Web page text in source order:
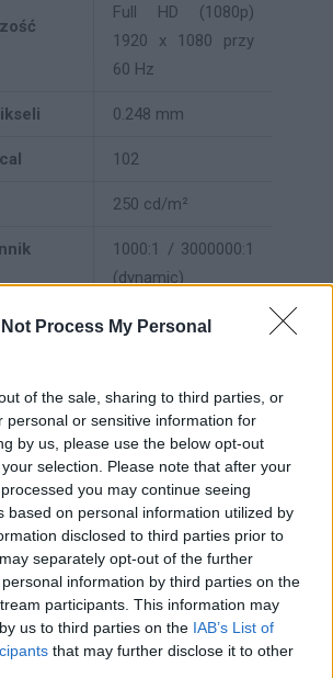
Not Process My Personal
of the sale, sharing to third parties, or
personal or sensitive information for
by us, please use the below opt-out
selection. Please note that after your
you may continue seeing
based on personal information utilized by
disclosed to third parties prior to
separately opt-out of the further
information by third parties on the
participants. This information may
us to third parties on the IAB’s List of
that may further disclose it to other
Full HD (1080p)
1920 x 1080 przy
60 Hz
0.248 mm
102
250 cd/m²
1000:1 / 3000000:1
(dynamic)
16,7 miliony
99% sRGB
4 ms (tryb maks.),
6 ms
(standardowo)
30 - 75 Hz